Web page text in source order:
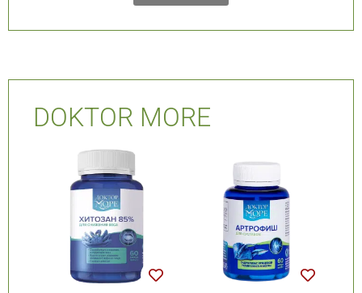
DOKTOR MORE